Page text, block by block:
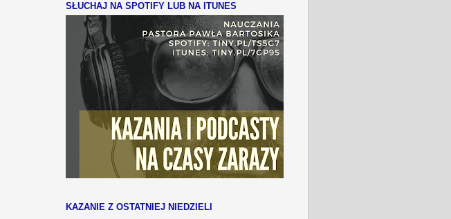
SŁUCHAJ NA SPOTIFY LUB NA ITUNES
KAZANIE Z OSTATNIEJ NIEDZIELI